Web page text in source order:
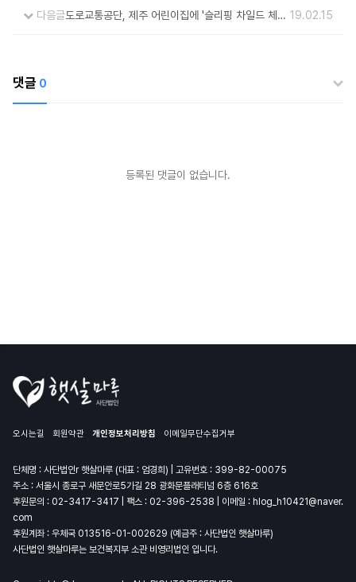
다음글도로교통공단, 제주 어린이집에 '슬리핑 차일드 체크 19.02.15
댓글 0
등록된 댓글이 없습니다.
오시는길 회원약관 개인정보처리방침 이메일무단수집거부
단체명 : 사단법인r 햇살마루 (대표 : 엄경희) | 고유번호 : 399-82-00075
주소 : 서울시 종로구 새문안로5가길 28 광화문플래티넘 6층 616호
후원문의 : 02-3417-3417 | 팩스 : 02-396-2538 | 이메일 : hlog_h10421@naver.
com
후원계좌 : 우체국 013516-01-002629 (예금주 : 사단법인 햇살마루)
사단법인 햇살마루는 보건복지부 소관 비영리법인 입니다.